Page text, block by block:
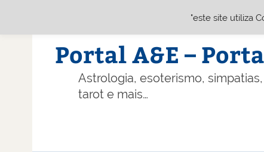
Portal A&E –
Astrologia, esoterismo,
tarot e mais…
"este site utiliza